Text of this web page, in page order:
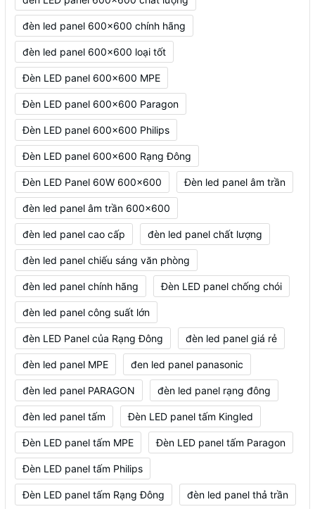
đèn led panel 600x600 chính hãng
đèn led panel 600x600 loại tốt
Đèn LED panel 600x600 MPE
Đèn LED panel 600x600 Paragon
Đèn LED panel 600x600 Philips
Đèn LED panel 600x600 Rạng Đông
Đèn LED Panel 60W 600x600 Đèn led panel âm trần
đèn led panel âm trần 600x600
đèn led panel cao cấp đèn led panel chất lượng
đèn led panel chiếu sáng văn phòng
đèn led panel chính hãng Đèn LED panel chống chói
đèn led panel công suất lớn
đèn LED Panel của Rạng Đông đèn led panel giá rẻ
đèn led panel MPE đen led panel panasonic
đèn led panel PARAGON đèn led panel rạng đông
đèn led panel tấm Đèn LED panel tấm Kingled
Đèn LED panel tấm MPE Đèn LED panel tấm Paragon
Đèn LED panel tấm Philips
Đèn LED panel tấm Rạng Đông đèn led panel thả trần